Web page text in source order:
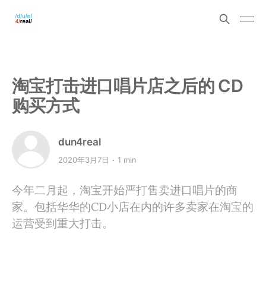
淘宝打击进口唱片店之后的 CD
购买方式
dun4real
2020年3月7日 1 min
今年二月起，淘宝开始严打售卖进口唱片的商
家。包括华华的CD小店在内的许多卖家在淘宝的
运营受到重大打击。